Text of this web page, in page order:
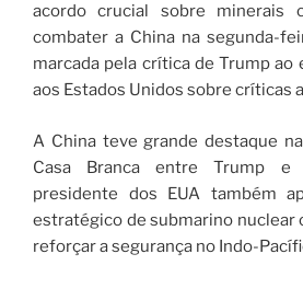
acordo crucial sobre minerais
combater a China na segunda-
marcada pela crítica de Trump ao
aos Estados Unidos sobre críticas
A China teve grande destaque
Casa Branca entre Trump e
presidente dos EUA também
estratégico de submarino nuclear
reforçar a segurança no Indo-